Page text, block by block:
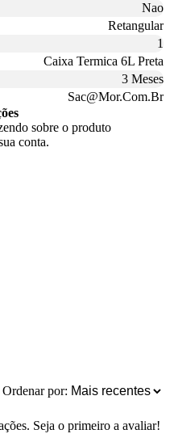
Nao
Retangular
1
Caixa Termica 6L Preta
3 Meses
Sac@Mor.Com.Br
sobre o produto
conta.
Ordenar por:
Seja o primeiro a avaliar!